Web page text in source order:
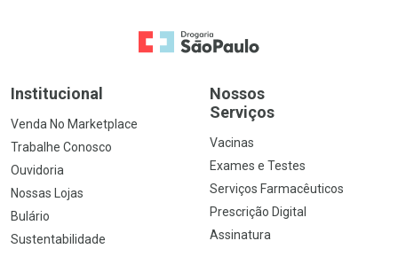
Ir para a Home
Institucional
Venda No Marketplace
Trabalhe Conosco
Ouvidoria
Nossas Lojas
Bulário
Sustentabilidade
Nossos
Serviços
Vacinas
Exames e Testes
Serviços Farmacêuticos
Prescrição Digital
Assinatura